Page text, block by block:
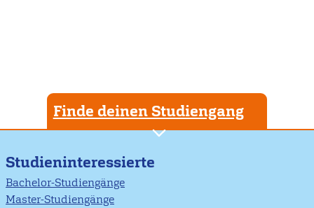
Finde deinen Studiengang
Studieninteressierte
Bachelor-Studiengänge
Master-Studiengänge